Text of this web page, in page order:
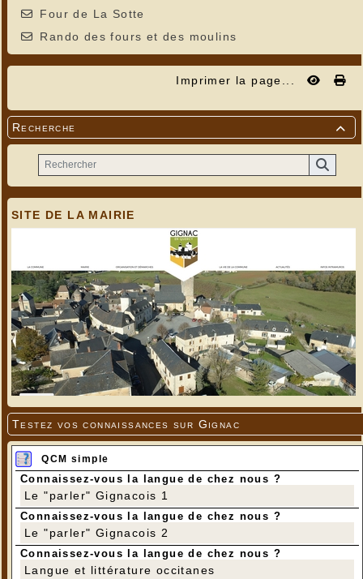
Four de La Sotte
Rando des fours et des moulins
Imprimer la page...

Recherche
SITE DE LA MAIRIE
Testez vos connaissances sur Gignac
QCM simple
Connaissez-vous la langue de chez nous ?
Le "parler" Gignacois 1
Connaissez-vous la langue de chez nous ?
Le "parler" Gignacois 2
Connaissez-vous la langue de chez nous ?
Langue et littérature occitanes